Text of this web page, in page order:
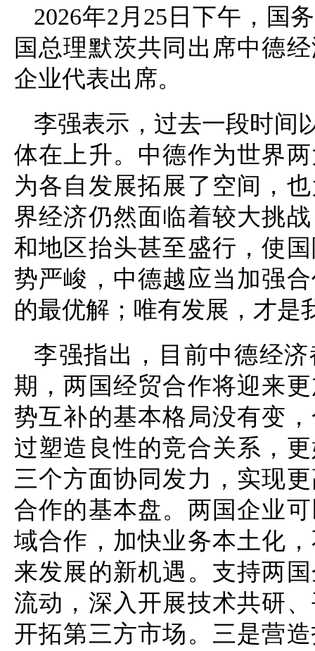
2026年2月25日下午，国
国总理默茨共同出席中德
企业代表出席。
李强表示，过去一段时间
体在上升。中德作为世界
为各自发展拓展了空间，
界经济仍然面临着较大挑
和地区抬头甚至盛行，使
势严峻，中德越应当加强
的最优解；唯有发展，才是
李强指出，目前中德经
期，两国经贸合作将迎来
势互补的基本格局没有变
过塑造良性的竞合关系，
三个方面协同发力，实现
合作的基本盘。两国企业
域合作，加快业务本土化
来发展的新机遇。支持两
流动，深入开展技术共研
开拓第三方市场。三是营